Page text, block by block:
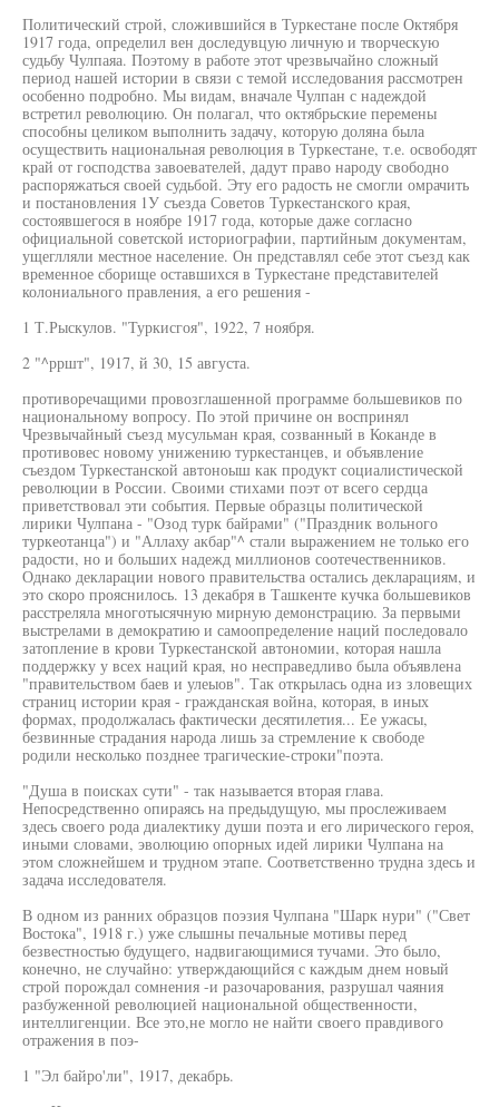
Политический строй, сложившийся в Туркестане после Октября
1917 года, определил вен доследувцую личную и творческую
судьбу Чулпаяа. Поэтому в работе этот чрезвычайно сложный
период нашей истории в связи с темой исследования рассмотрен
особенно подробно. Мы видам, вначале Чулпан с надеждой
встретил революцию. Он полагал, что октябрьские перемены
способны целиком выполнить задачу, которую доляна была
осуществить национальная революция в Туркестане, т.е. освободят
край от господства завоевателей, дадут право народу свободно
распоряжаться своей судьбой. Эту его радость не смогли омрачить
и постановления 1У съезда Советов Туркестанского края,
состоявшегося в ноябре 1917 года, которые даже согласно
официальной советской историографии, партийным документам,
ущеглляли местное население. Он представлял себе этот съезд как
временное сборище оставшихся в Туркестане представителей
колониального правления, а его решения -
1 Т.Рыскулов. "Туркисгоя", 1922, 7 ноября.
2 "^рршт", 1917, й 30, 15 августа.
противоречащими провозглашенной программе большевиков по
национальному вопросу. По этой причине он воспринял
Чрезвычайный съезд мусульман края, созванный в Коканде в
противовес новому унижению туркестанцев, и объявление
съездом Туркестанской автоноыш как продукт социалистической
революции в России. Своими стихами поэт от всего сердца
приветствовал эти события. Первые образцы политической
лирики Чулпана - "Озод турк байрами" ("Праздник вольного
туркеотанца") и "Аллаху акбар"^ стали выражением не только его
радости, но и больших надежд миллионов соотечественников.
Однако декларации нового правительства остались декларациям, и
это скоро прояснилось. 13 декабря в Ташкенте кучка большевиков
расстреляла многотысячную мирную демонстрацию. За первыми
выстрелами в демократию и самоопределение наций последовало
затопление в крови Туркестанской автономии, которая нашла
поддержку у всех наций края, но несправедливо была объявлена
"правительством баев и улеыов". Так открылась одна из зловещих
страниц истории края - гражданская война, которая, в иных
формах, продолжалась фактически десятилетия... Ее ужасы,
безвинные страдания народа лишь за стремление к свободе
родили несколько позднее трагические-строки"поэта.
"Душа в поисках сути" - так называется вторая глава.
Непосредственно опираясь на предыдущую, мы прослеживаем
здесь своего рода диалектику души поэта и его лирического героя,
иными словами, эволюцию опорных идей лирики Чулпана на
этом сложнейшем и трудном этапе. Соответственно трудна здесь и
задача исследователя.
В одном из ранних образцов поэзия Чулпана "Шарк нури" ("Свет
Востока", 1918 г.) уже слышны печальные мотивы перед
безвестностью будущего, надвигающимися тучами. Это было,
конечно, не случайно: утверждающийся с каждым днем новый
строй порождал сомнения -и разочарования, разрушал чаяния
разбуженной революцией национальной общественности,
интеллигенции. Все это,не могло не найти своего правдивого
отражения в поэ-
1 "Эл байро'ли", 1917, декабрь.